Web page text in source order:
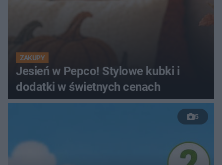
ZAKUPY
Jesień w Pepco! Stylowe kubki i
dodatki w świetnych cenach
5